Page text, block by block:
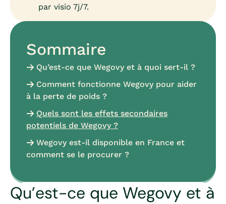
par visio 7j/7.
Sommaire
Qu’est-ce que Wegovy et à quoi sert-il ?
Comment fonctionne Wegovy pour aider
à la perte de poids ?
Quels sont les effets secondaires
potentiels de Wegovy ?
Wegovy est-il disponible en France et
comment se le procurer ?
Qu’est-ce que Wegovy et à